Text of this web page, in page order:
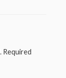
Required